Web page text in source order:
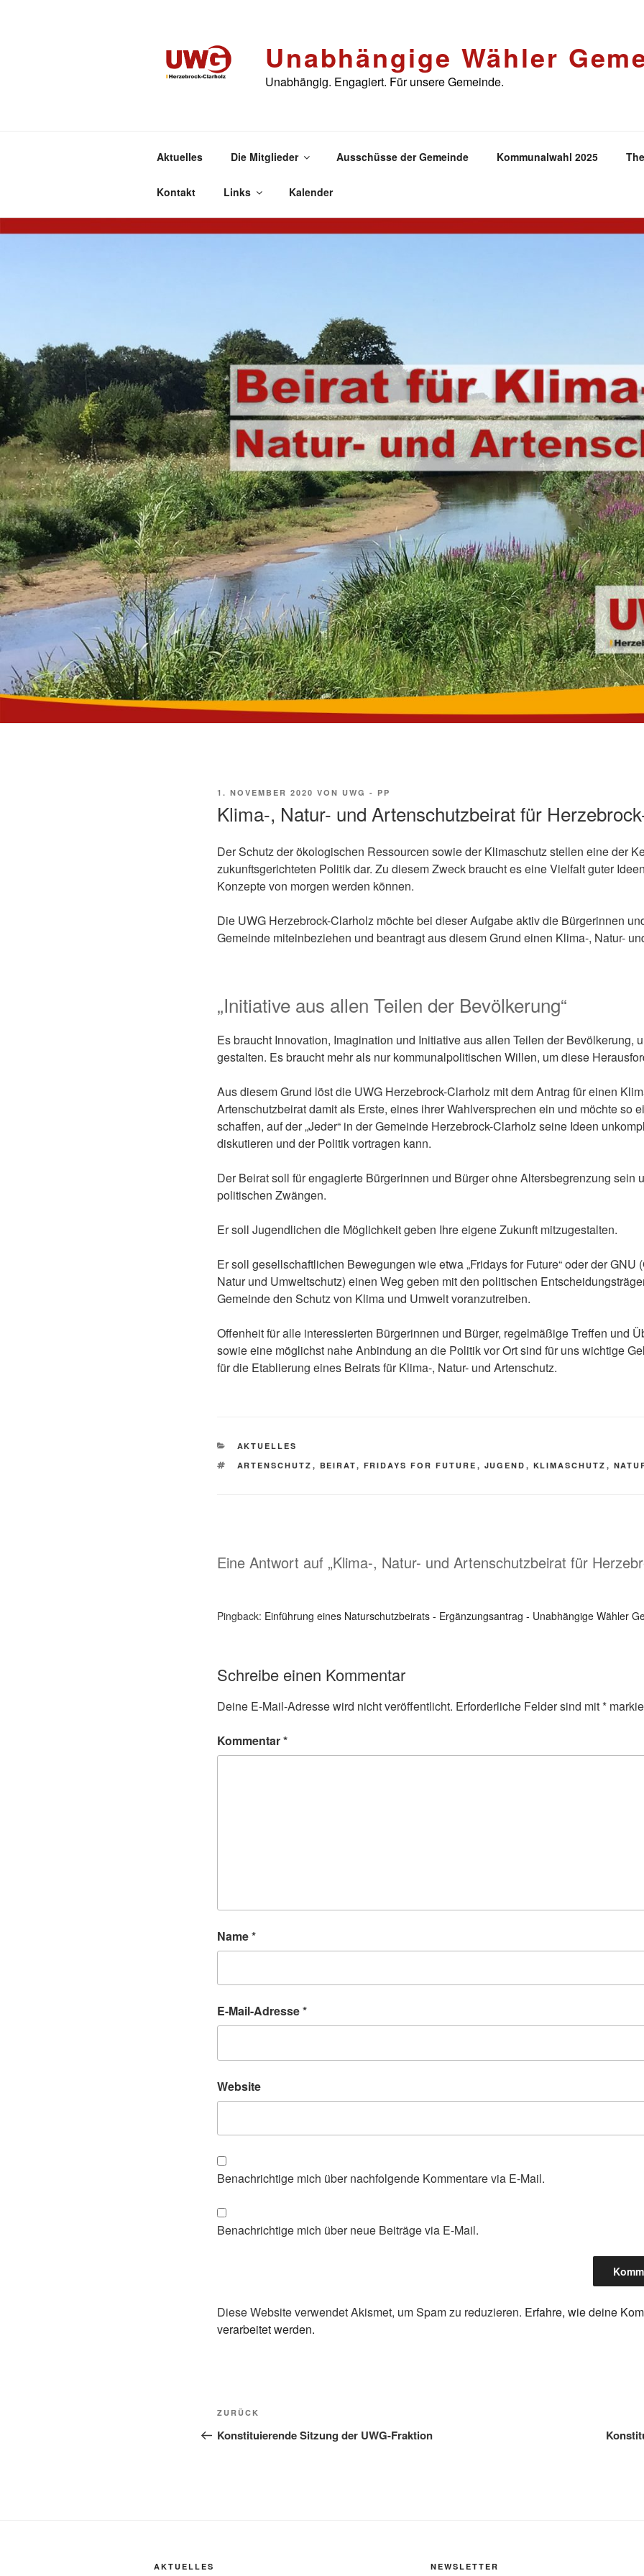
Unabhängige Wähler
Unabhängig. Engagiert. Für unsere Gemeinde.
Aktuelles Die Mitglieder Ausschüsse der Gemeinde Kommunalwahl 2025
Kontakt Links Kalender
VERÖFFENTLICHT
1. NOVEMBER 2020 VON UWG - PP
Klima-, Natur- und Artenschutzbeirat für
Der Schutz der ökologischen Ressourcen sowie der Klimaschutz stellen eine der
zukunftsgerichteten Politik dar. Zu diesem Zweck braucht es eine Vielfalt guter
Konzepte von morgen werden können.
Die UWG Herzebrock-Clarholz möchte bei dieser Aufgabe aktiv die Bürgerinnen
Gemeinde miteinbeziehen und beantragt aus diesem Grund einen Klima-, Natur-
„Initiative aus allen Teilen der Bevölkerung“
Es braucht Innovation, Imagination und Initiative aus allen Teilen der Bevölkerung,
gestalten. Es braucht mehr als nur kommunalpolitischen Willen, um diese
Aus diesem Grund löst die UWG Herzebrock-Clarholz mit dem Antrag für einen
Artenschutzbeirat damit als Erste, eines ihrer Wahlversprechen ein und möchte so
schaffen, auf der „Jeder“ in der Gemeinde Herzebrock-Clarholz seine Ideen
diskutieren und der Politik vortragen kann.
Der Beirat soll für engagierte Bürgerinnen und Bürger ohne Altersbegrenzung sein
politischen Zwängen.
Er soll Jugendlichen die Möglichkeit geben Ihre eigene Zukunft mitzugestalten.
Er soll gesellschaftlichen Bewegungen wie etwa „Fridays for Future“ oder der GNU
Natur und Umweltschutz) einen Weg geben mit den politischen
Gemeinde den Schutz von Klima und Umwelt voranzutreiben.
Offenheit für alle interessierten Bürgerinnen und Bürger, regelmäßige Treffen und
sowie eine möglichst nahe Anbindung an die Politik vor Ort sind für uns wichtige
für die Etablierung eines Beirats für Klima-, Natur- und Artenschutz.
KATEGORIEN
AKTUELLES
SCHLAGWÖRTER
ARTENSCHUTZ , BEIRAT, FRIDAYS FOR FUTURE , JUGEND , KLIMASCHUTZ ,
Eine Antwort auf „Klima-, Natur- und Artenschutzbeirat für
Pingback: Einführung eines Naturschutzbeirats - Ergänzungsantrag - Unabhängige Wähler
Schreibe einen Kommentar
Deine E-Mail-Adresse wird nicht veröffentlicht. Erforderliche Felder sind mit*
Kommentar*
Name*
E-Mail-Adresse*
Website
Benachrichtige mich über nachfolgende Kommentare via E-Mail.
Benachrichtige mich über neue Beiträge via E-Mail.
Diese Website verwendet Akismet, um Spam zu reduzieren. Erfahre, wie deine
verarbeitet werden.
Beitragsnavigation
Vorheriger
Beitrag
ZURÜCK
Konstituierende Sitzung der UWG-Fraktion
AKTUELLES NEWSLETTER